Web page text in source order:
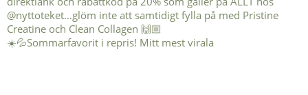
☀️💦Sommarfavorit i repris! Mitt mest virala